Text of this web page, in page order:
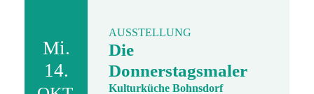
Mi.
14.
AUSSTELLUNG
Die
Donnerstagsmaler
Kulturküche Bohnsdorf